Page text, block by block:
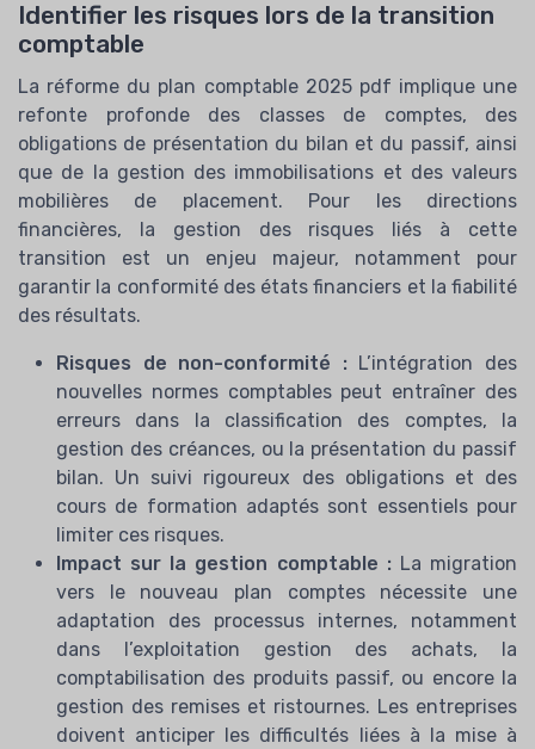
Identifier les risques lors de la transition
comptable
La réforme du plan comptable 2025 pdf implique une
refonte profonde des classes de comptes, des
obligations de présentation du bilan et du passif, ainsi
que de la gestion des immobilisations et des valeurs
mobilières de placement. Pour les directions
financières, la gestion des risques liés à cette
transition est un enjeu majeur, notamment pour
garantir la conformité des états financiers et la fiabilité
des résultats.
Risques de non-conformité : L’intégration des
nouvelles normes comptables peut entraîner des
erreurs dans la classification des comptes, la
gestion des créances, ou la présentation du passif
bilan. Un suivi rigoureux des obligations et des
cours de formation adaptés sont essentiels pour
limiter ces risques.
Impact sur la gestion comptable : La migration
vers le nouveau plan comptes nécessite une
adaptation des processus internes, notamment
dans l’exploitation gestion des achats, la
comptabilisation des produits passif, ou encore la
gestion des remises et ristournes. Les entreprises
doivent anticiper les difficultés liées à la mise à